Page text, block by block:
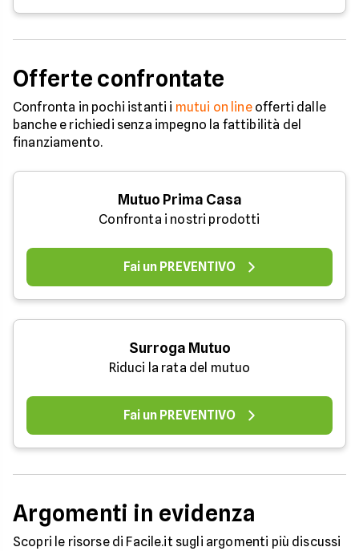
Offerte confrontate
Confronta in pochi istanti i mutui on lineofferti dalle
banche e richiedi senza impegno la fattibilità del
finanziamento.
Mutuo Prima Casa
Confronta i nostri prodotti
Fai un PREVENTIVO
Surroga Mutuo
Riduci la rata del mutuo
Fai un PREVENTIVO
Argomenti in evidenza
Scopri le risorse di Facile.it sugli argomenti più discussi